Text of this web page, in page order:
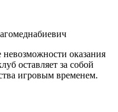
невозможности оказания
оставляет за собой
игровым временем.